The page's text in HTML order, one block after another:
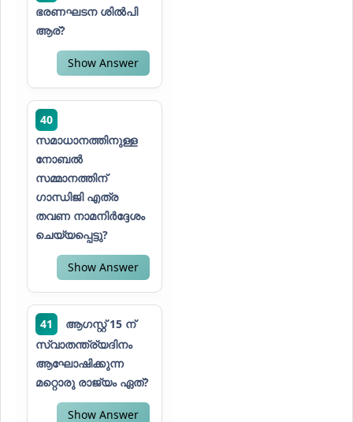
ഭരണഘടന ശിൽപി
ആര്?
Show Answer
40
സമാധാനത്തിനുള്ള
നോബൽ
സമ്മാനത്തിന്
ഗാന്ധിജി എത്ര
തവണ നാമനിർദ്ദേശം
ചെയ്യപ്പെട്ടു?
Show Answer
41
ആഗസ്റ്റ് 15 ന്
സ്വാതന്ത്ര്യദിനം
ആഘോഷിക്കുന്ന
മറ്റൊരു രാജ്യം ഏത്?
Show Answer